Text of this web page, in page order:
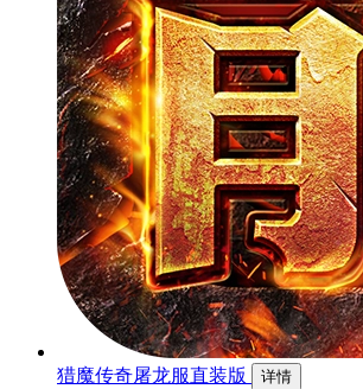
猎魔传奇屠龙服直装版 详情